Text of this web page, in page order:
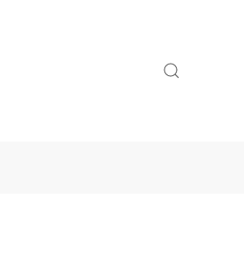
Search